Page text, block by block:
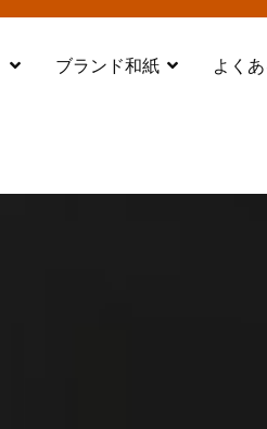
ブランド和紙 よく